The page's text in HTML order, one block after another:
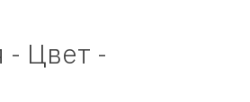
- Цвет -